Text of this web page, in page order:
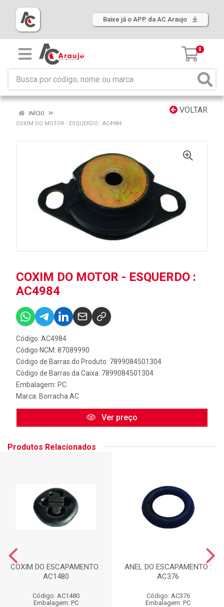
Baixe já o APP da AC Araujo
0
VOLTAR
INÍCIO
COXIM DO MOTOR - ESQUERDO : AC4984
COXIM DO MOTOR - ESQUERDO :
AC4984
Código: AC4984
Código NCM: 87089990
Código de Barras do Produto: 7899084501304
Código de Barras da Caixa: 7899084501304
Embalagem: PC
Marca: Borracha AC
Ver preço
Produtos Relacionados
COXIM DO ESCAPAMENTO :
AC1480
Código: AC1480
Embalagem: PC
ANEL DO ESCAPAMENTO :
AC376
Código: AC376
Embalagem: PC